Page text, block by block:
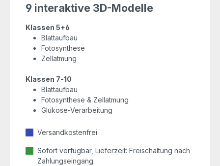
9 interaktive 3D-Modelle
Klassen 5+6
Blattaufbau
Fotosynthese
Zellatmung
Klassen 7-10
Blattaufbau
Fotosynthese & Zellatmung
Glukose-Verarbeitung
Versandkostenfrei
Sofort verfügbar, Lieferzeit: Freischaltung nach
Zahlungseingang.